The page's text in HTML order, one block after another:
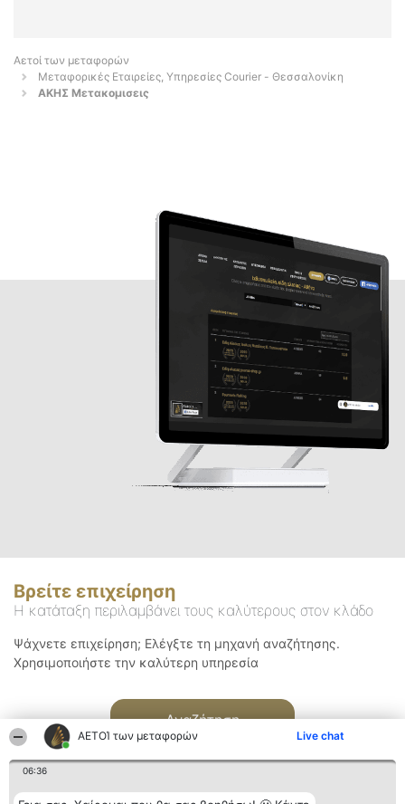
ΑΕΤΟΊ των μεταφορών Live chat
06:36
Αετοί των μεταφορών
Μεταφορικές Εταιρείες, Υπηρεσίες Courier - Θεσσαλονίκη
ΑΚΗΣ Μετακομισεις
Βρείτε επιχείρηση
Η κατάταξη περιλαμβάνει τους καλύτερους στον κλάδο
Ψάχνετε επιχείρηση; Ελέγξτε τη μηχανή αναζήτησης.
Χρησιμοποιήστε την καλύτερη υπηρεσία
Αναζήτηση